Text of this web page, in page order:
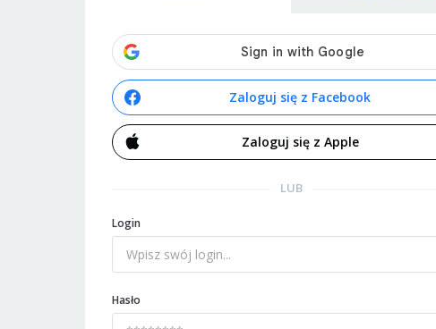
Zaloguj się z Facebook
Zaloguj się z Apple
LUB
Login
Hasło